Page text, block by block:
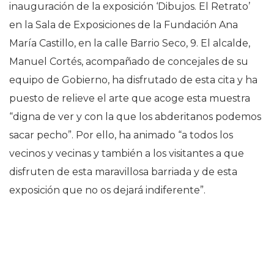
inauguración de la exposición ‘Dibujos. El Retrato’
en la Sala de Exposiciones de la Fundación Ana
María Castillo, en la calle Barrio Seco, 9. El alcalde,
Manuel Cortés, acompañado de concejales de su
equipo de Gobierno, ha disfrutado de esta cita y ha
puesto de relieve el arte que acoge esta muestra
“digna de ver y con la que los abderitanos podemos
sacar pecho”. Por ello, ha animado “a todos los
vecinos y vecinas y también a los visitantes a que
disfruten de esta maravillosa barriada y de esta
exposición que no os dejará indiferente”.